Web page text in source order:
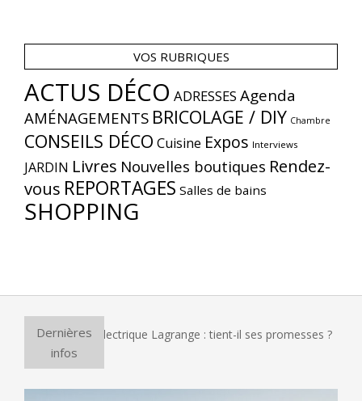
VOS RUBRIQUES
ACTUS DÉCO ADRESSES Agenda
AMÉNAGEMENTS BRICOLAGE / DIY Chambre
CONSEILS DÉCO Cuisine Expos Interviews
JARDIN Livres Nouvelles boutiques Rendez-
vous REPORTAGES Salles de bains
SHOPPING
Dernières
infos
à pizza électrique Lagrange : tient-il ses promesses ?